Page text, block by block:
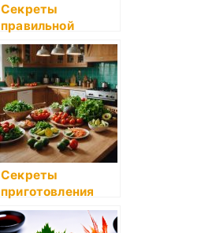
Секреты
правильной
разделки свежей
рыбы для суши
Секреты
приготовления
идеального
бульона